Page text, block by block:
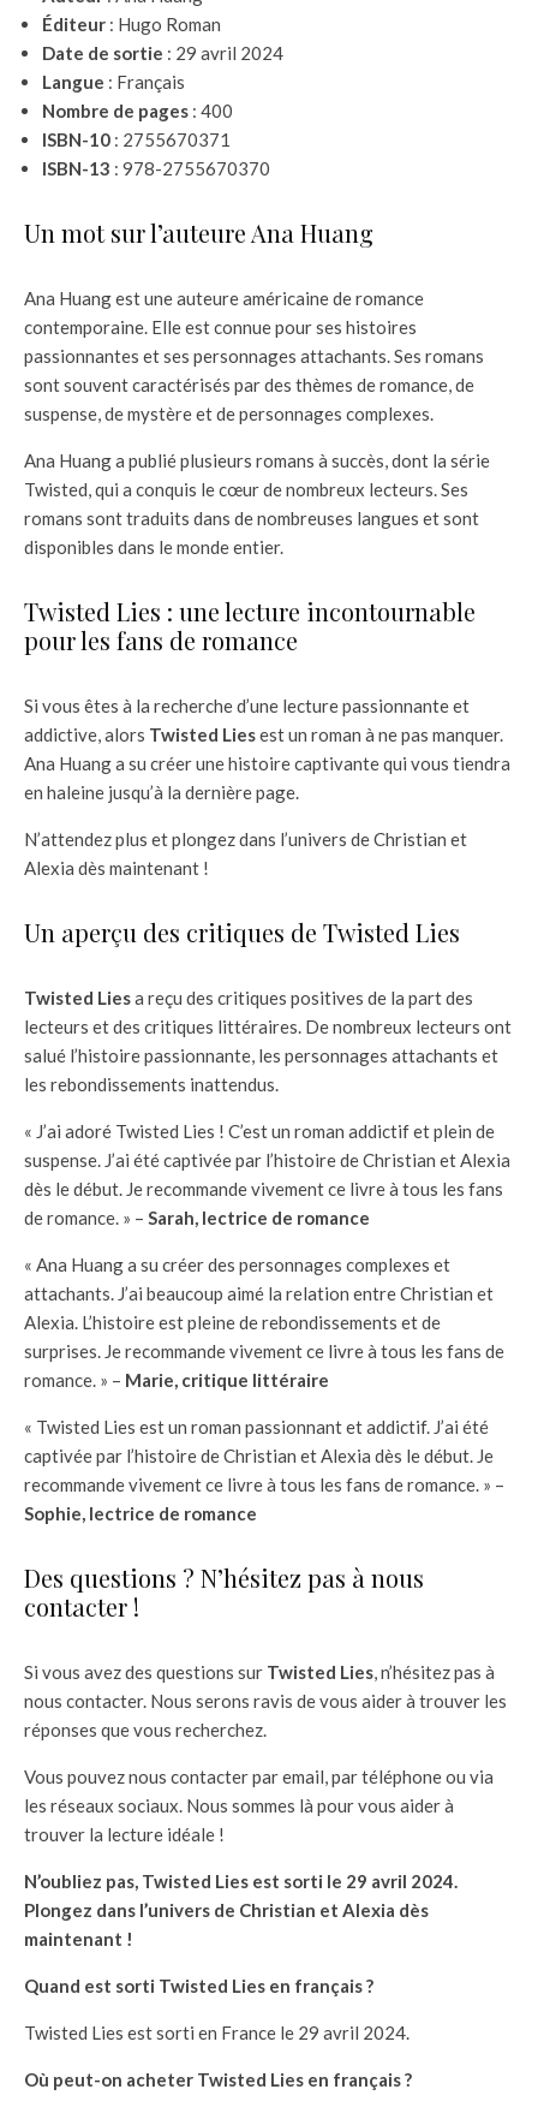
Éditeur : Hugo Roman
Date de sortie : 29 avril 2024
Langue : Français
Nombre de pages : 400
ISBN-10 : 2755670371
ISBN-13 : 978-2755670370
Un mot sur l’auteure Ana Huang
Ana Huang est une auteure américaine de romance
contemporaine. Elle est connue pour ses histoires
passionnantes et ses personnages attachants. Ses romans
sont souvent caractérisés par des thèmes de romance, de
suspense, de mystère et de personnages complexes.
Ana Huang a publié plusieurs romans à succès, dont la série
Twisted, qui a conquis le cœur de nombreux lecteurs. Ses
romans sont traduits dans de nombreuses langues et sont
disponibles dans le monde entier.
Twisted Lies : une lecture incontournable
pour les fans de romance
Si vous êtes à la recherche d’une lecture passionnante et
addictive, alors Twisted Liesest un roman à ne pas manquer.
Ana Huang a su créer une histoire captivante qui vous tiendra
en haleine jusqu’à la dernière page.
N’attendez plus et plongez dans l’univers de Christian et
Alexia dès maintenant !
Un aperçu des critiques de Twisted Lies
Twisted Liesa reçu des critiques positives de la part des
lecteurs et des critiques littéraires. De nombreux lecteurs ont
salué l’histoire passionnante, les personnages attachants et
les rebondissements inattendus.
« J’ai adoré Twisted Lies ! C’est un roman addictif et plein de
suspense. J’ai été captivée par l’histoire de Christian et Alexia
dès le début. Je recommande vivement ce livre à tous les fans
de romance. » – Sarah, lectrice de romance
« Ana Huang a su créer des personnages complexes et
attachants. J’ai beaucoup aimé la relation entre Christian et
Alexia. L’histoire est pleine de rebondissements et de
surprises. Je recommande vivement ce livre à tous les fans de
romance. » – Marie, critique littéraire
« Twisted Lies est un roman passionnant et addictif. J’ai été
captivée par l’histoire de Christian et Alexia dès le début. Je
recommande vivement ce livre à tous les fans de romance. » –
Sophie, lectrice de romance
Des questions ? N’hésitez pas à nous
contacter !
Si vous avez des questions sur Twisted Lies, n’hésitez pas à
nous contacter. Nous serons ravis de vous aider à trouver les
réponses que vous recherchez.
Vous pouvez nous contacter par email, par téléphone ou via
les réseaux sociaux. Nous sommes là pour vous aider à
trouver la lecture idéale !
N’oubliez pas, Twisted Lies est sorti le 29 avril 2024.
Plongez dans l’univers de Christian et Alexia dès
maintenant !
Quand est sorti Twisted Lies en français ?
Twisted Lies est sorti en France le 29 avril 2024.
Où peut-on acheter Twisted Lies en français ?